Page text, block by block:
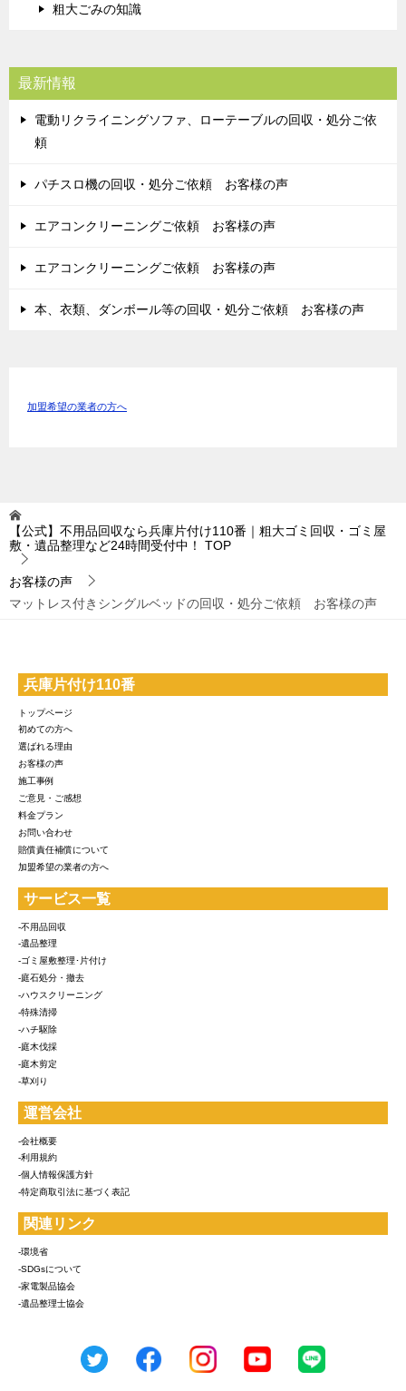
粗大ごみの知識
最新情報
電動リクライニングソファ、ローテーブルの回収・処分ご依
頼
パチスロ機の回収・処分ご依頼 お客様の声
エアコンクリーニングご依頼 お客様の声
エアコンクリーニングご依頼 お客様の声
本、衣類、ダンボール等の回収・処分ご依頼 お客様の声
加盟希望の業者の方へ
【公式】不用品回収なら兵庫片付け110番｜粗大ゴミ回収・ゴミ屋
敷・遺品整理など24時間受付中！
TOP
お客様の声
マットレス付きシングルベッドの回収・処分ご依頼 お客様の声
兵庫片付け110番
トップページ
初めての方へ
選ばれる理由
お客様の声
施工事例
ご意見・ご感想
料金プラン
お問い合わせ
賠償責任補償について
加盟希望の業者の方へ
サービス一覧
-不用品回収
-遺品整理
-ゴミ屋敷整理･片付け
-庭石処分・撤去
-ハウスクリーニング
-特殊清掃
-ハチ駆除
-庭木伐採
-庭木剪定
-草刈り
運営会社
-会社概要
-利用規約
-個人情報保護方針
-特定商取引法に基づく表記
関連リンク
-環境省
-SDGsについて
-家電製品協会
-遺品整理士協会